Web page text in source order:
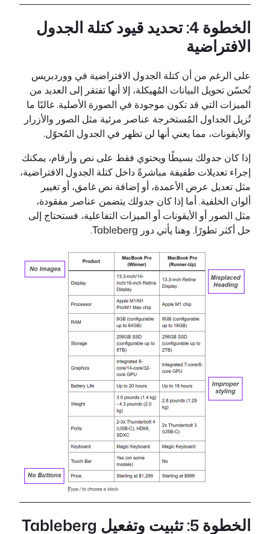
الخطوة 4: تحديد قيود كتلة الجدول
الافتراضية
على الرغم من أن كتلة الجدول الافتراضية في ووردبريس
تُحسّن تحويل البيانات المُهيكلة، إلا أنها تفتقر إلى العديد من
الميزات التي قد تكون موجودة في الصورة الأصلية. غالبًا ما
تُزيل الجداول المُستخرجة عناصر مرئية مثل الصور والأزرار
والأيقونات، مما يعني أنها لن تظهر في الجدول المُحوّل.
إذا كان جدولك بسيطًا ويحتوي فقط على نص وأرقام، يمكنك
إجراء تعديلات طفيفة مباشرةً داخل كتلة الجدول الافتراضية،
مثل تعديل عرض الأعمدة، أو إضافة نص غامق، أو تغيير
ألوان الخلفية. أما إذا كان جدولك يتضمن عناصر مفقودة،
مثل الصور أو الأيقونات أو الميزات التفاعلية، فستحتاج إلى
حل أكثر تطورًا. وهنا يأتي دور Tableberg.
الخطوة 5: تثبيت وتفعيل Tableberg